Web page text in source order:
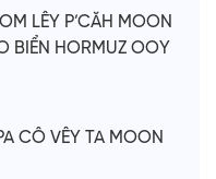
LÊY P’CĂH MOON
BIỂN HORMUZ OOY
CÔ VÊY TA MOON